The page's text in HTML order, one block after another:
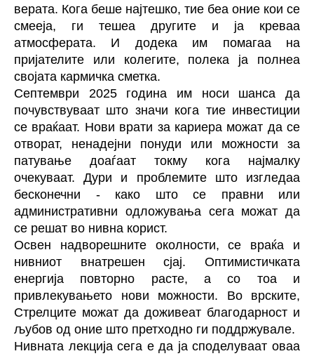
верата. Кога беше најтешко, тие беа оние кои се
смееја, ги тешеа другите и ја креваа
атмосферата. И додека им помагаа на
пријателите или колегите, полека ја полнеа
својата кармичка сметка.
Септември 2025 година им носи шанса да
почувствуваат што значи кога тие инвестиции
се враќаат. Нови врати за кариера можат да се
отворат, ненадејни понуди или можности за
патување доаѓаат токму кога најмалку
очекуваат. Дури и проблемите што изгледаа
бесконечни - како што се правни или
административни одложувања сега можат да
се решат во нивна корист.
Освен надворешните околности, се враќа и
нивниот внатрешен сјај. Оптимистичката
енергија повторно расте, а со тоа и
привлекувањето нови можности. Во врските,
Стрелците можат да доживеат благодарност и
љубов од оние што претходно ги поддржувале.
Нивната лекција сега е да ја споделуваат оваа